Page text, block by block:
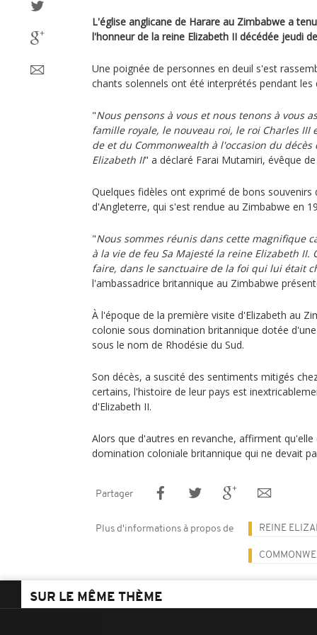
L'église anglicane de Harare au Zimbabwe a
l'honneur de la reine Elizabeth II décédée jeudi
Une poignée de personnes en deuil s'est
chants solennels ont été interprétés pendant les
"Nous pensons à vous et nous tenons à vous
famille royale, le nouveau roi, le roi Charles III
de et du Commonwealth à l'occasion du décès
Elizabeth II" a déclaré Farai Mutamiri, évêque de
Quelques fidèles ont exprimé de bons souvenirs
d'Angleterre, qui s'est rendue au Zimbabwe en
"Nous sommes réunis dans cette magnifique
à la vie de feu Sa Majesté la reine Elizabeth
faire, dans le sanctuaire de la foi qui lui était
l'ambassadrice britannique au Zimbabwe
À l'époque de la première visite d'Elizabeth au
colonie sous domination britannique dotée
sous le nom de Rhodésie du Sud.
Son décès, a suscité des sentiments mitigés
certains, l'histoire de leur pays est
d'Elizabeth II.
Alors que d'autres en revanche, affirment
domination coloniale britannique qui ne devait
Partager
Plus d'informations à propos de REINE
SUR LE MÊME THÈME